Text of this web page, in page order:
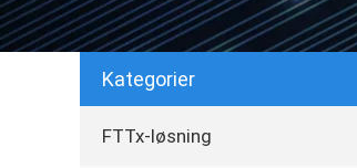
Kategorier
FTTx-løsning